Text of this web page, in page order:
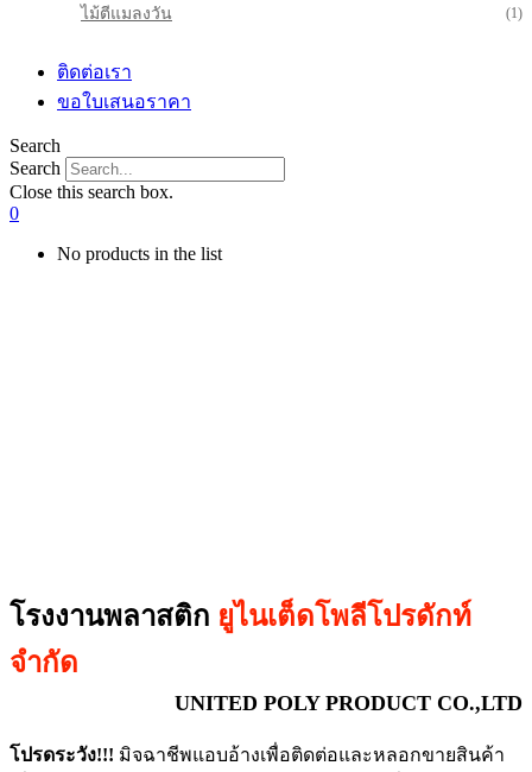
ไม้ตีแมลงวัน (1)
ติดต่อเรา
ขอใบเสนอราคา
Search
Search
Close this search box.
0
No products in the list
โรงงานพลาสติก ยูไนเต็ดโพลีโปรดักท์
จำกัด
UNITED POLY PRODUCT CO.,LTD
โปรดระวัง!!! มิจฉาชีพแอบอ้างเพื่อติดต่อและหลอกขายสินค้า